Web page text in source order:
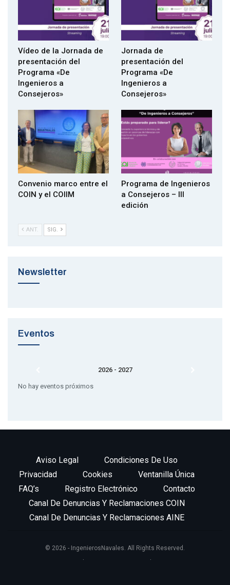
Pincha sobre la imagen para leer las
condiciones del crédito
Vídeo de la Jornada de
presentación del
Programa «De
Ingenieros a
Consejeros»
Jornada de
presentación del
Programa «De
Ingenieros a
Consejeros»
Convenio marco entre el
COIN y el COIIM
Programa de Ingenieros
a Consejeros – III
edición
ANT. SIG.
Newsletter
Eventos
2026 - 2027
No hay eventos próximos
Aviso Legal
Condiciones De Uso
Privacidad
Cookies
Ventanilla Única
FAQ’s
Registro Electrónico
Contacto
Canal De Denuncias Y Reclamaciones COIN
Canal De Denuncias Y Reclamaciones AINE
© 2026 - IngenierosNavales. All Rights Reserved.
Website Design:
BetterStudio